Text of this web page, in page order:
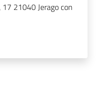
21040 Jerago con